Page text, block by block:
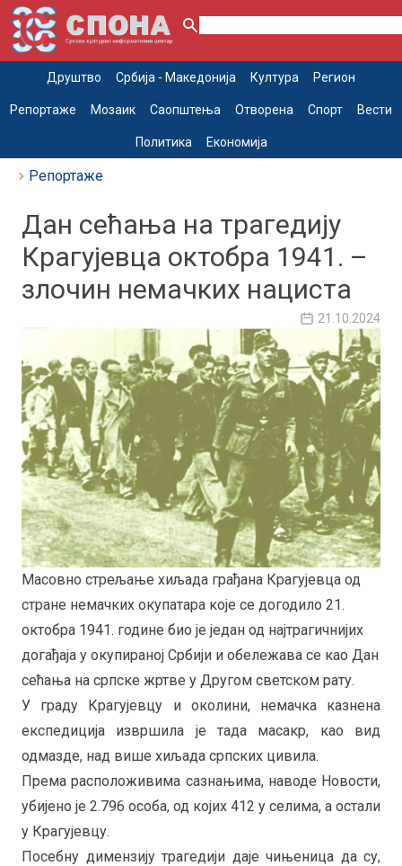
Друштво Србија - Македонија Култура Регион
Репортаже Мозаик Саопштења Отворена Спорт Вести
Политика Економија
Репортаже
Дан сећања на трагедију
Крагујевца октобра 1941. –
злочин немачких нациста
21.10.2024
Масовно стрељање хиљада грађана Крагујевца од
стране немачких окупатара које се догодило 21.
октобра 1941. године био је један од најтрагичнијих
догађаја у окупираној Србији и обележава се као Дан
сећања на српске жртве у Другом светском рату.
У граду Крагујевцу и околини, немачка казнена
експедиција извршила је тада масакр, као вид
одмазде, над више хиљада српских цивила.
Према расположивима сазнањима, наводе Новости,
убијено је 2.796 особа, од којих 412 у селима, а остали
у Крагујевцу.
Посебну димензију трагедији даје чињеница да су,